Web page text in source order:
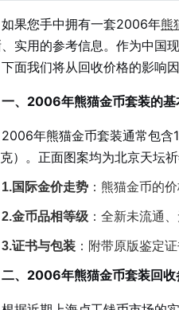
如果您手中拥有一套2006年熊
实用的参考信息。作为中国
面我们将从回收价格的影响
一、2006年熊猫金币套装的基
2006年熊猫金币套装通常包含
）。正面图案均为北京天坛
1.国际金价走势 ：熊猫金币的
2.金币品相等级 ：全新未流通
3.证书与包装 ：附带原版鉴定
二、2006年熊猫金币套装回收